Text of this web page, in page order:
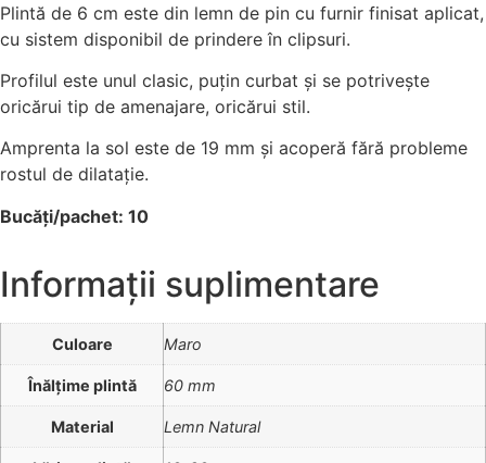
Plintă de 6 cm este din lemn de pin cu furnir finisat aplicat,
cu sistem disponibil de prindere în clipsuri.
Profilul este unul clasic, puțin curbat și se potrivește
oricărui tip de amenajare, oricărui stil.
Amprenta la sol este de 19 mm și acoperă fără probleme
rostul de dilatație.
Bucăți/pachet: 10
Informații suplimentare
Culoare Maro
Înălțime plintă 60 mm
Material Lemn Natural